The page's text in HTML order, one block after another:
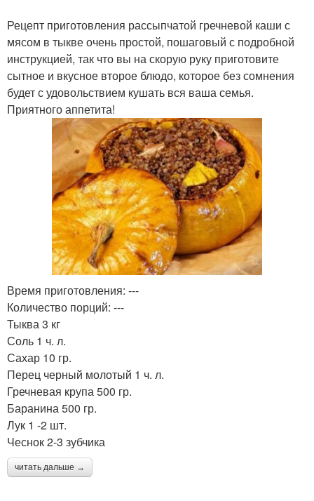
Рецепт приготовления рассыпчатой гречневой каши с
мясом в тыкве очень простой, пошаговый с подробной
инструкцией, так что вы на скорую руку приготовите
сытное и вкусное второе блюдо, которое без сомнения
будет с удовольствием кушать вся ваша семья.
Приятного аппетита!
Время приготовления: ---
Количество порций: ---
Тыква 3 кг
Соль 1 ч. л.
Сахар 10 гр.
Перец черный молотый 1 ч. л.
Гречневая крупа 500 гр.
Баранина 500 гр.
Лук 1 -2 шт.
Чеснок 2-3 зубчика
читать дальше →